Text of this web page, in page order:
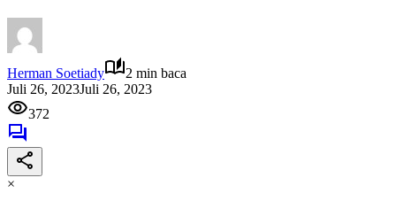
Herman Soetiady
2 min baca
Juli 26, 2023Juli 26, 2023
372
×